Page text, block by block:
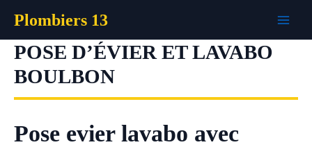
contenu
Plombiers 13
POSE D’ÉVIER ET LAVABO
BOULBON
Pose evier lavabo avec